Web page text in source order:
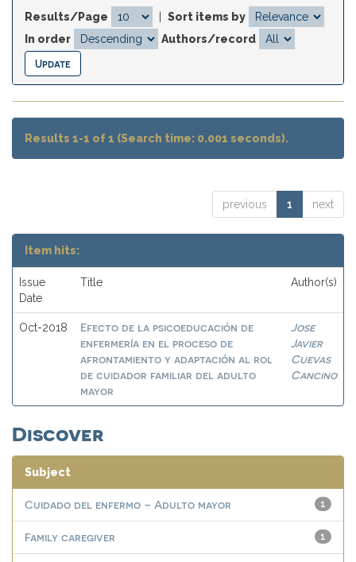
Results/Page
Sort items by
In order
Authors/record
Results 1-1 of 1 (Search time: 0.001 seconds).
previous 1 next
Item hits:
Issue
Date
Title Author(s)
Oct-2018
Efecto de la psicoeducación de
enfermería en el proceso de
afrontamiento y adaptación al rol
de cuidador familiar del adulto
mayor
Jose
Javier
Cuevas
Cancino
Discover
Subject
1
Cuidado del enfermo – Adulto mayor
1
Family caregiver